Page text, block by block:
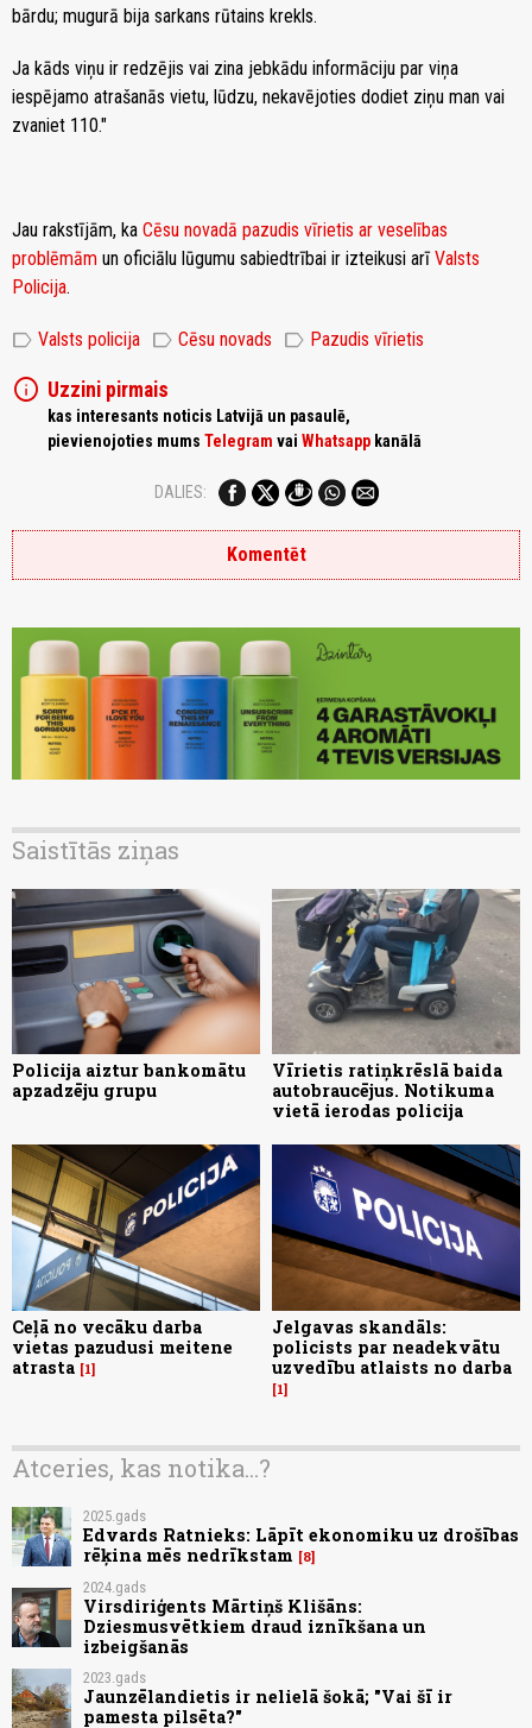
bārdu; mugurā bija sarkans rūtains krekls.
Ja kāds viņu ir redzējis vai zina jebkādu informāciju par viņa
iespējamo atrašanās vietu, lūdzu, nekavējoties dodiet ziņu man vai
zvaniet 110."
Jau rakstījām, ka Cēsu novadā pazudis vīrietis ar veselības
problēmām un oficiālu lūgumu sabiedtrībai ir izteikusi arīValsts
Policija.
label Valsts policija label Cēsu novads label Pazudis vīrietis
info Uzzini pirmais
kas interesants noticis Latvijā un pasaulē,
pievienojoties mums Telegram vai Whatsapp kanālā
DALIES:
Komentēt
Saistītās ziņas
Policija aiztur bankomātu
apzadzēju grupu
Vīrietis ratiņkrēslā baida
autobraucējus. Notikuma
vietā ierodas policija
Ceļā no vecāku darba
vietas pazudusi meitene
atrasta 1
Jelgavas skandāls:
policists par neadekvātu
uzvedību atlaists no darba
1
Atceries, kas notika...?
2025.gads
Edvards Ratnieks: Lāpīt ekonomiku uz drošības
rēķina mēs nedrīkstam
8
2024.gads
Virsdiriģents Mārtiņš Klišāns:
Dziesmusvētkiem draud iznīkšana un
izbeigšanās
2023.gads
Jaunzēlandietis ir nelielā šokā; "Vai šī ir
pamesta pilsēta?"